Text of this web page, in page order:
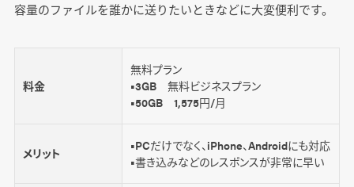
容量のファイルを誰かに送りたいときなどに大変便利です。
料金
無料プラン
■3GB 無料ビジネスプラン
■50GB 1,575円/月
メリット
■PCだけでなく、iPhone、Androidにも対応
■書き込みなどのレスポンスが非常に早い